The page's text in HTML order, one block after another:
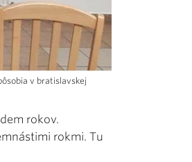
v bratislavskej
rokov.
rokmi. Tu